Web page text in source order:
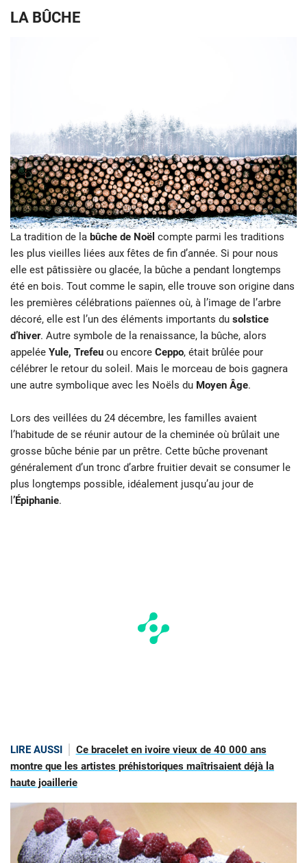
LA BÛCHE
La tradition de la bûche de Noël compte parmi les traditions
les plus vieilles liées aux fêtes de fin d’année. Si pour nous
elle est pâtissière ou glacée, la bûche a pendant longtemps
été en bois. Tout comme le sapin, elle trouve son origine dans
les premières célébrations païennes où, à l’image de l’arbre
décoré, elle est l’un des éléments importants du solstice
d’hiver. Autre symbole de la renaissance, la bûche, alors
appelée Yule, Trefeu ou encore Ceppo, était brûlée pour
célébrer le retour du soleil. Mais le morceau de bois gagnera
une autre symbolique avec les Noëls du Moyen Âge.
Lors des veillées du 24 décembre, les familles avaient
l’habitude de se réunir autour de la cheminée où brûlait une
grosse bûche bénie par un prêtre. Cette bûche provenant
généralement d’un tronc d’arbre fruitier devait se consumer le
plus longtemps possible, idéalement jusqu’au jour de
’Épiphanie.
LIRE AUSSI
Ce bracelet en ivoire vieux de 40 000 ans
montre que les artistes préhistoriques maîtrisaient déjà la
haute joaillerie